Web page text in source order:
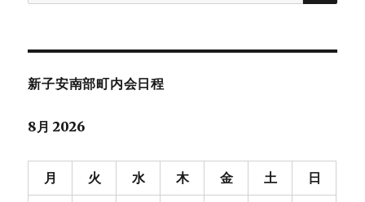
索:
新子安南部町内会日程
8月 2026
月 火 水 木 金 土 日